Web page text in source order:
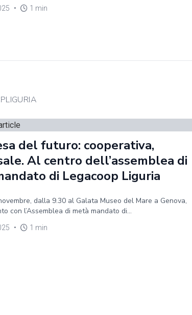
• 1 min
del futuro: cooperativa,
Al centro dell’assemblea di
di Legacoop Liguria
dalla 9.30 al Galata Museo del Mare a Genova,
con l’Assemblea di metà mandato di...
• 1 min